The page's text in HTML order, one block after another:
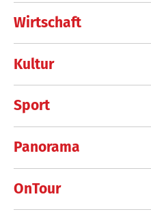
Wirtschaft
Kultur
Sport
Panorama
OnTour